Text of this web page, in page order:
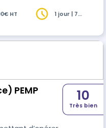
réseaux. Elle
et exécution
HT
1 jour | 7
PEMP
10
Très bien